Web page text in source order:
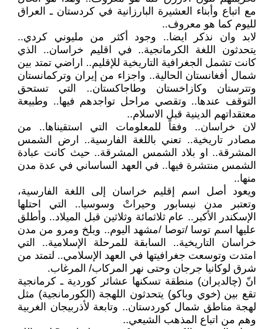
مع اتباع وأبناء العشيرة البارزانية في كردستان ـ العراق
لليوم كما هو معروف..
لابد وان نذكر ايضا.. وجود أكثر من مليوني كردي..
يتحدثون اللغة الكرمانجية.. في اقليم خراسان.. الذي
كانت تشمل الجغرافية التاريخية للإقليم.. اراضي تمتد بين
شمال أفغانستان الحالية.. واجزاء من إيران وتركمانستان
وتترستان وكازاخستان وطاجاكستان.. التي تستحق
التوقف عندها.. وتقصي مراحل تواجدهم فيها.. وطبيعة
معتقداتهم الدينية قبل الاسلام..
لان خراسان.. وفقاً للمعلومات التي استقيناها.. من
مصادر تاريخية.. تعني باللغة الفارسية.. ارض الشمس
المشرقة.. او بلاد الشمس المشرقة.. حيث كانت عبادة
الشمس منتشرة فيها.. في العهد الساساني في عدة مدن
منها..
ويعود أصل اسم إقليم خراسان إلى اللغة الفارسية،
وتعتبر مدن نيسابور وحيراتْ وسوسيا.. التي احتلها
الإسكندر الأكبر.. عام ثلاثمائة وثلاثين قبل الميلاد.. وأطلق
عليها اسم توسا /توصا /مشهد اليوم.. وبلخ ومرو من مدن
خراسان التاريخية.. السابقة للمرحلة الإسلامية.. التي
امتدت وتوسعت جغرافيتها في العهد الإسلامي.. لتمتد من
شرق لوكانيا جرجان وحتى نهر المركاب/ المرغاب.
انّ (چالديران) منطقة تسکنها عشائر کوردية ـ کرمانجية
تقع بين (خوي وباکو) يتحدثون اللهجة (الكورمانجية) مثل
لهجة مناطق شمال كوردستان.. وتابعة لأذربيجان الغربية
وهم من اتباع المذهب الشيعي..